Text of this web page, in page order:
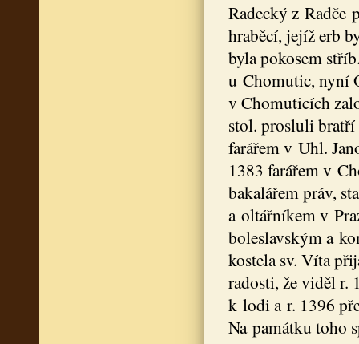
Radecký z Radče
hraběcí, jejíž erb
byla pokosem
u Chomutic, nyní
v Chomuticích
stol. prosluli
farářem v Uhl.
1383 farářem v
bakalářem práv,
a oltářníkem v
boleslavským a
kostela sv. Víta
radosti, že viděl r.
k lodi a r. 1396
Na památku toho